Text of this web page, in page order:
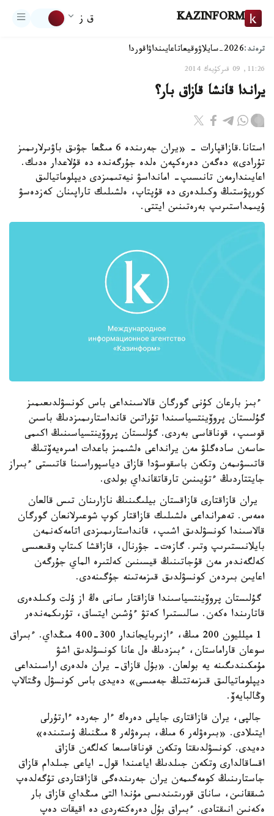
KAZINFORM ق ز
ترەند:2026-سايلاۋ وقيعاتاعايىنداۋاقوردا
11:26, 09 قىركۇيەك 2014
يراندا قانشا قازاق بار؟
استانا.قازاقپارات - «يران جەرىندە 6 مىڭعا جۋىق باۋىرلارىمىز
تۇرادى» دەگەن دەرەكپەن ەلدە جۇرگەندە دە قۇلاعدار ەدىك.
اعايىندارمەن تانىسىپ- امانداسۋ نيەتىمىزدى ديپلوماتيالىق
كورپۋستىڭ وكىلدەرى دە قۇپتاپ، ەلشىلىك تاراپىنان كەزدەسۋ
ۇيىمداستىرىپ بەرەتىنىن ايتتى.
ءبىز بارعان كۇنى گورگان قالاسىنداعى باس كونسۋلدىعىمىز
گۇلىستان پروۆينتسياسىندا تۇراتىن قانداستارىمىزدىڭ باسىن
قوسىپ، قوناقاسى بەردى. گۇلىستان پروۆينتسياسىنىڭ اكىمى
حاسەن سادەگلۋ مەن يرانداعى ەلشىمىز باعدات امىرەيەۆتىڭ
قاتىسۋىمەن وتكەن باسقوسۋدا قازاق دياسپوراسىنا قاتىستى ءبىراز
جايتتاردىڭ ءتۇيىنىن تارقاتقانداي بولدى.
يران قازاقتارى قازاقستان بيلىگىنىڭ نازارىنان تىس قالعان
ەمەس. تەھرانداعى ەلشىلىك قازاقتار كوپ شوعىرلانعان گورگان
قالاسىندا كونسۋلدىق اشىپ، قانداستارىمىزدى اتامەكەنمەن
بايلانىستىرىپ وتىر. گازەت- جۋرنال، قازاقشا كىتاپ وقىعىسى
كەلگەندەر مەن قۇجاتىنىڭ قيسىنىن كەلتىرە الماي جۇرگەن
اعايىن بىردەن كونسۋلدىق قىزمەتىنە جۇگىنەدى.
گۇلىستان پروۆينتسياسىندا قازاقتار سانى ەڭ از ۇلت وكىلدەرى
قاتارىندا ەكەن. سالىستىرا كەتۋ ءۇشىن ايتساق، تۇرىكمەندەر
1 ميلليون 200 مىڭ، ءازىربايجاندار 300-400 مىڭداي. ءبىراق
سوعان قاراماستان، ءبىزدىڭ ەل عانا كونسۋلدىق اشۋ
مۇمكىندىگىنە يە بولعان. «بۇل قازاق- يران ەلدەرى اراسىنداعى
ديپلوماتيالىق قىزمەتتىڭ جەمىسى» دەيدى باس كونسۋل وڭتالاپ
وڭالبايەۆ.
جالپى، يران قازاقتارى جايلى دەرەك ءار جەردە ءارتۇرلى
ايتىلادى. «بىرەۋلەر 6 مىڭ، بىرەۋلەر 8 مىڭنىڭ ۇستىندە»
دەيدى. كونسۋلدىقتا وتكەن قوناقاسىعا كەلگەن قازاق
اقساقالدارى وتكەن جىلدىڭ اياعىندا قول- اياعى جىلدام قازاق
جاستارىنىڭ كومەگىمەن يران جەرىندەگى قازاقتاردى تۇگەلدەپ
شىققانىن، ساناق قورىتىندىسى مۇندا التى مىڭداي قازاق بار
ەكەنىن انىقتادى. ءبىراق بۇل دەرەكتەردى دە اقيقات دەپ